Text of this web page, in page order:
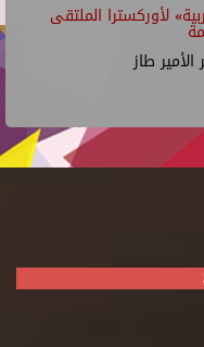
لأوركسترا الملتقى
طاز